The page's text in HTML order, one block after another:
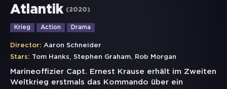
Atlantik (2020)
Krieg Action Drama
Director: Aaron Schneider
Stars: Tom Hanks, Stephen Graham, Rob Morgan
Marineoffizier Capt. Ernest Krause erhält im Zweiten
Weltkrieg erstmals das Kommando über ein